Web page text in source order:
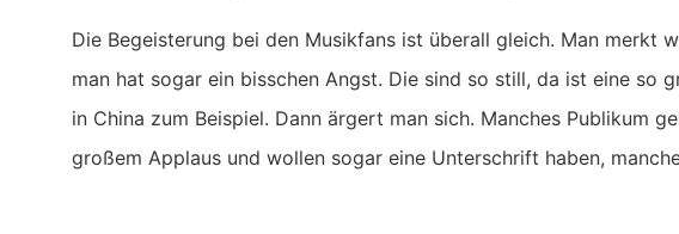
Die Begeisterung bei den Musikfans ist überall gleich. Man merkt
man hat sogar ein bisschen Angst. Die sind so still, da ist eine so
in China zum Beispiel. Dann ärgert man sich. Manches Publikum
großem Applaus und wollen sogar eine Unterschrift haben,